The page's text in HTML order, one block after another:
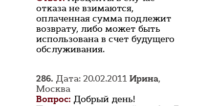
отказа не взимаются,
оплаченная сумма подлежит
возврату, либо может быть
использована в счет будущего
обслуживания.
286. Дата: 20.02.2011 Ирина,
Москва
Вопрос: Добрый день!